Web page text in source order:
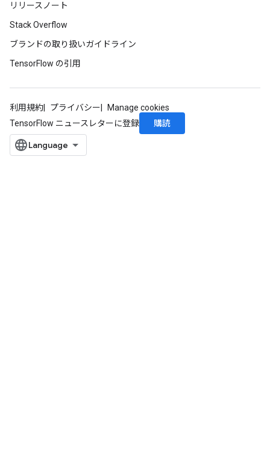
リリースノート
Stack Overflow
ブランドの取り扱いガイドライン
TensorFlow の引用
利用規約 プライバシー
Manage cookies
TensorFlow ニュースレターに登録
購読